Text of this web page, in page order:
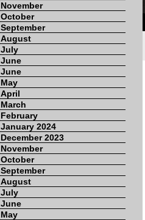
November
October
September
August
July
June
June
May
April
March
February
January 2024
December 2023
November
October
September
August
July
June
May